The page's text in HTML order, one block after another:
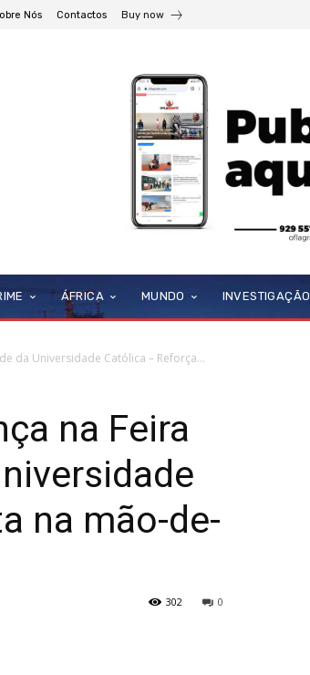
Nós Contactos Buy now
ÁFRICA MUNDO INVESTIGAÇÃO
da Universidade Católica – Reforça...
na Feira
na mão-de-
0
302